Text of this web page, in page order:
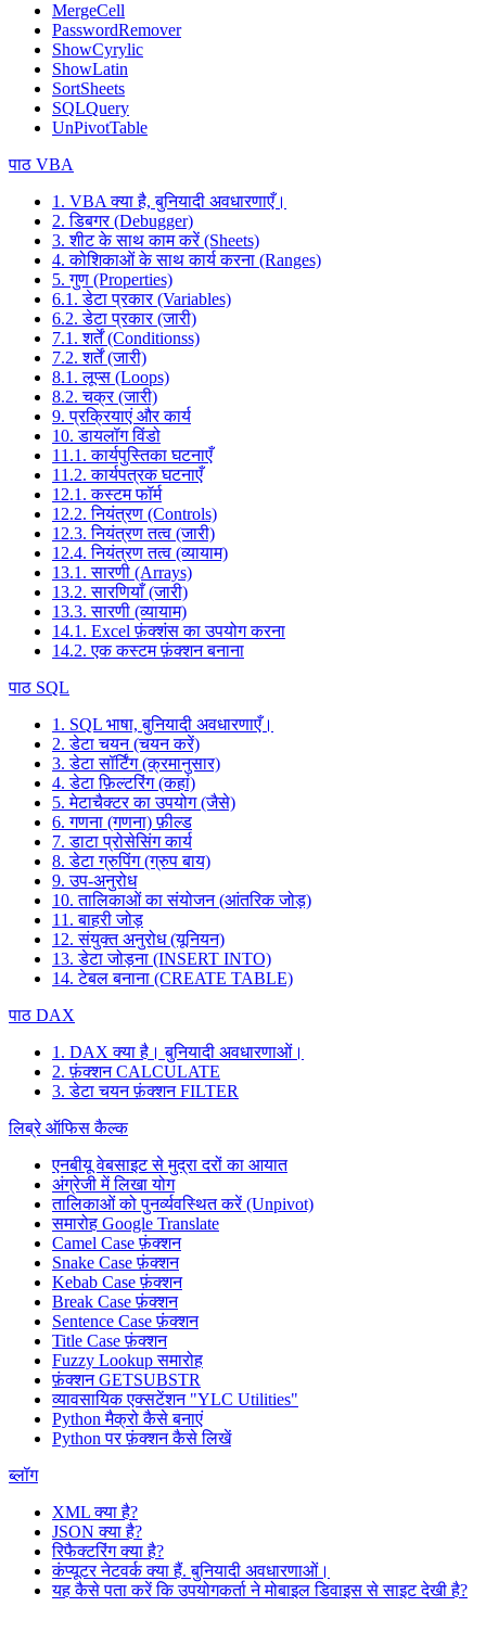
MergeCell
PasswordRemover
ShowCyrylic
ShowLatin
SortSheets
SQLQuery
UnPivotTable
पाठ VBA
1. VBA क्या है, बुनियादी अवधारणाएँ।
2. डिबगर (Debugger)
3. शीट के साथ काम करें (Sheets)
4. कोशिकाओं के साथ कार्य करना (Ranges)
5. गुण (Properties)
6.1. डेटा प्रकार (Variables)
6.2. डेटा प्रकार (जारी)
7.1. शर्तें (Conditionss)
7.2. शर्तें (जारी)
8.1. लूप्स (Loops)
8.2. चक्र (जारी)
9. प्रक्रियाएं और कार्य
10. डायलॉग विंडो
11.1. कार्यपुस्तिका घटनाएँ
11.2. कार्यपत्रक घटनाएँ
12.1. कस्टम फॉर्म
12.2. नियंत्रण (Controls)
12.3. नियंत्रण तत्व (जारी)
12.4. नियंत्रण तत्व (व्यायाम)
13.1. सारणी (Arrays)
13.2. सारणियाँ (जारी)
13.3. सारणी (व्यायाम)
14.1. Excel फ़ंक्शंस का उपयोग करना
14.2. एक कस्टम फ़ंक्शन बनाना
पाठ SQL
1. SQL भाषा, बुनियादी अवधारणाएँ।
2. डेटा चयन (चयन करें)
3. डेटा सॉर्टिंग (क्रमानुसार)
4. डेटा फ़िल्टरिंग (कहां)
5. मेटाचैक्टर का उपयोग (जैसे)
6. गणना (गणना) फ़ील्ड
7. डाटा प्रोसेसिंग कार्य
8. डेटा ग्रुपिंग (ग्रुप बाय)
9. उप-अनुरोध
10. तालिकाओं का संयोजन (आंतरिक जोड़)
11. बाहरी जोड़
12. संयुक्त अनुरोध (यूनियन)
13. डेटा जोड़ना (INSERT INTO)
14. टेबल बनाना (CREATE TABLE)
पाठ DAX
1. DAX क्या है। बुनियादी अवधारणाओं।
2. फ़ंक्शन CALCULATE
3. डेटा चयन फ़ंक्शन FILTER
लिब्रे ऑफिस कैल्क
एनबीयू वेबसाइट से मुद्रा दरों का आयात
अंग्रेजी में लिखा योग
तालिकाओं को पुनर्व्यवस्थित करें (Unpivot)
समारोह Google Translate
Camel Case फ़ंक्शन
Snake Case फ़ंक्शन
Kebab Case फ़ंक्शन
Break Case फ़ंक्शन
Sentence Case फ़ंक्शन
Title Case फ़ंक्शन
Fuzzy Lookupसमारोह
फ़ंक्शन GETSUBSTR
व्यावसायिक एक्सटेंशन "YLC Utilities"
Python मैक्रो कैसे बनाएं
Python पर फ़ंक्शन कैसे लिखें
ब्लॉग
XML क्या है?
JSON क्या है?
रिफैक्टरिंग क्या है?
कंप्यूटर नेटवर्क क्या हैं. बुनियादी अवधारणाओं।
यह कैसे पता करें कि उपयोगकर्ता ने मोबाइल डिवाइस से साइट देखी है?